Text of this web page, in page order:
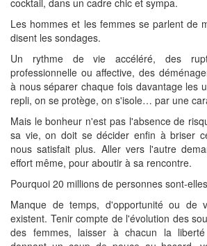
cocktail, dans un cadre chic et sympa.
Les hommes et les femmes se parlent de
disent les sondages.
Un rythme de vie accéléré, des
professionnelle ou affective, des
à nous séparer chaque fois davantage les
repli, on se protège, on s'isole… par une
Mais le bonheur n'est pas l'absence de
sa vie, on doit se décider enfin à briser
nous satisfait plus. Aller vers l'autre
effort même, pour aboutir à sa rencontre.
Pourquoi 20 millions de personnes sont-
Manque de temps, d'opportunité ou de
existent. Tenir compte de l'évolution des
des femmes, laisser à chacun la